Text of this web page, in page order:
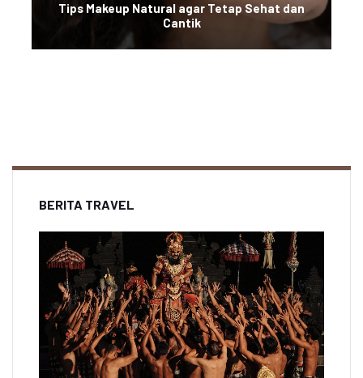
Tips Makeup Natural agar Tetap Sehat dan
Cantik
BERITA TRAVEL